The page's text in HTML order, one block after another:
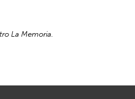
La Memoria.